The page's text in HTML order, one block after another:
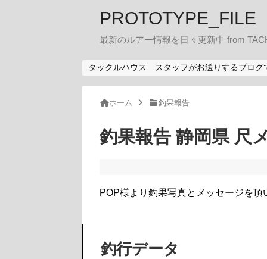
PROTOTYPE_FILE
最新のルアー情報を日々更新中 from
タックルハウス スタッフがお送りするブログ
ホーム 釣果報告
釣果報告 静岡県 尺
POP様より釣果写真とメッセージを
釣行データ